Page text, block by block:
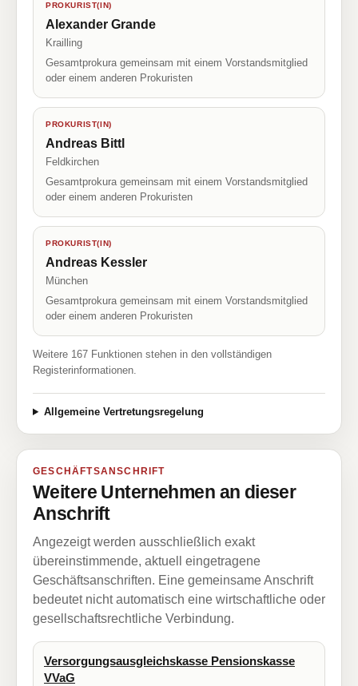
PROKURIST(IN)
Alexander Grande
Krailling
Gesamtprokura gemeinsam mit einem Vorstandsmitglied
oder einem anderen Prokuristen
PROKURIST(IN)
Andreas Bittl
Feldkirchen
Gesamtprokura gemeinsam mit einem Vorstandsmitglied
oder einem anderen Prokuristen
PROKURIST(IN)
Andreas Kessler
München
Gesamtprokura gemeinsam mit einem Vorstandsmitglied
oder einem anderen Prokuristen
Weitere 167 Funktionen stehen in den vollständigen
Registerinformationen.
Allgemeine Vertretungsregelung
GESCHÄFTSANSCHRIFT
Weitere Unternehmen an dieser
Anschrift
Angezeigt werden ausschließlich exakt
übereinstimmende, aktuell eingetragene
Geschäftsanschriften. Eine gemeinsame Anschrift
bedeutet nicht automatisch eine wirtschaftliche oder
gesellschaftsrechtliche Verbindung.
Versorgungsausgleichskasse Pensionskasse
VVaG